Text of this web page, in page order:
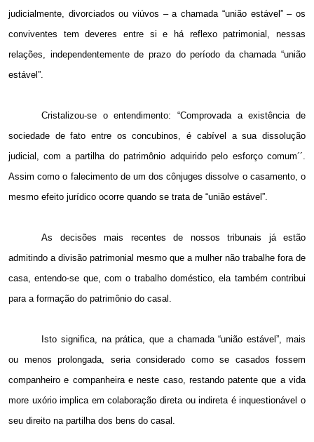
judicialmente, divorciados ou viúvos – a chamada “união estável” – os
conviventes tem deveres entre si e há reflexo patrimonial, nessas
relações, independentemente de prazo do período da chamada “união
estável”.
Cristalizou-se o entendimento: “Comprovada a existência de
sociedade de fato entre os concubinos, é cabível a sua dissolução
judicial, com a partilha do patrimônio adquirido pelo esforço comum´´.
Assim como o falecimento de um dos cônjuges dissolve o casamento, o
mesmo efeito jurídico ocorre quando se trata de “união estável”.
As decisões mais recentes de nossos tribunais já estão
admitindo a divisão patrimonial mesmo que a mulher não trabalhe fora de
casa, entendo-se que, com o trabalho doméstico, ela também contribui
para a formação do patrimônio do casal.
Isto significa, na prática, que a chamada “união estável”, mais
ou menos prolongada, seria considerado como se casados fossem
companheiro e companheira e neste caso, restando patente que a vida
more uxório implica em colaboração direta ou indireta é inquestionável o
seu direito na partilha dos bens do casal.